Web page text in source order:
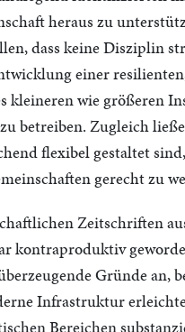
heraus zu
dass keine Disziplin
einer
kleineren wie größeren
betreiben. Zugleich
flexibel gestaltet
gerecht zu
Zeitschriften
kontraproduktiv
Gründe
Infrastruktur
Bereichen